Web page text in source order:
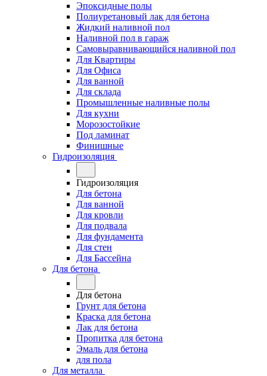
Эпоксидные полы
Полиуретановый лак для бетона
Жидкий наливной пол
Наливной пол в гараж
Самовыравнивающийся наливной пол
Для Квартиры
Для Офиса
Для ванной
Для склада
Промышленные наливные полы
Для кухни
Морозостойкие
Под ламинат
Финишные
Гидроизоляция
Гидроизоляция
Для бетона
Для ванной
Для кровли
Для подвала
Для фундамента
Для стен
Для Бассейна
Для бетона
Для бетона
Грунт для бетона
Краска для бетона
Лак для бетона
Пропитка для бетона
Эмаль для бетона
для пола
Для металла